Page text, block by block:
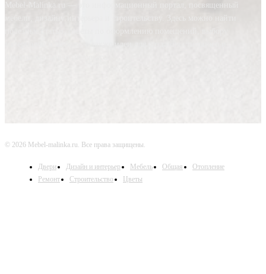
Mebel-Malinka.ru — это информационный портал, посвященный
© 2026 Mebel-malinka.ru. Все права защищены.
Двери Дизайн и интерьер Мебель Общая
Отопление
Ремонт
Строительство Цветы